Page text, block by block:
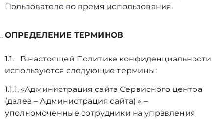
Пользователе во время использования.
ОПРЕДЕЛЕНИЕ ТЕРМИНОВ
1.1. В настоящей Политике конфиденциальности
используются следующие термины:
1.1.1. «Администрация сайта Сервисного центра
(далее – Администрация сайта) » –
уполномоченные сотрудники на управления